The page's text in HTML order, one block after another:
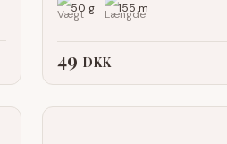
50 g 155 m
49 DKK